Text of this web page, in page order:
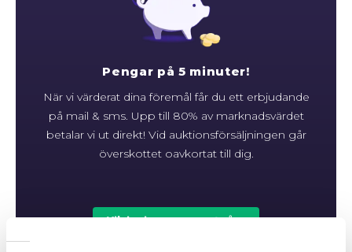
Pengar på 5 minuter!
När vi värderat dina föremål får du ett erbjudande
på mail & sms. Upp till 80% av marknadsvärdet
betalar vi ut direkt! Vid auktionsförsäljningen går
överskottet oavkortat till dig.
Klicka hem en pantpåse